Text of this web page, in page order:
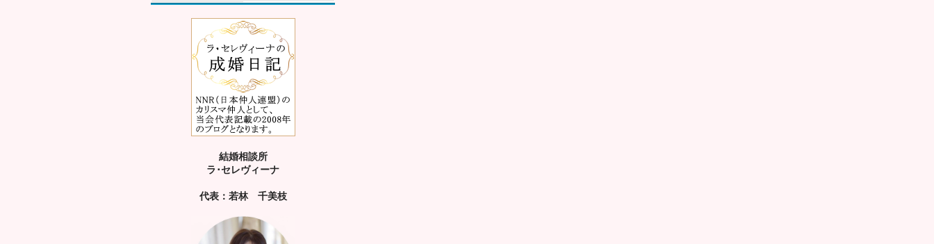
結婚相談所
ラ･セレヴィーナ
代表：若林 千美枝